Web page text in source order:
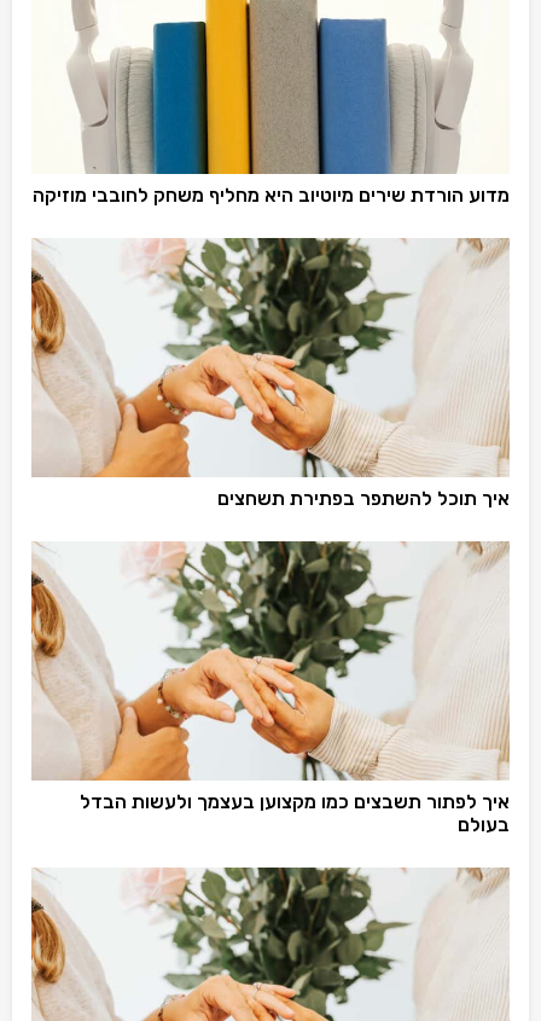
מדוע הורדת שירים מיוטיוב היא מחליף משחק לחובבי מוזיקה
איך תוכל להשתפר בפתירת תשחצים
איך לפתור תשבצים כמו מקצוען בעצמך ולעשות הבדל
בעולם